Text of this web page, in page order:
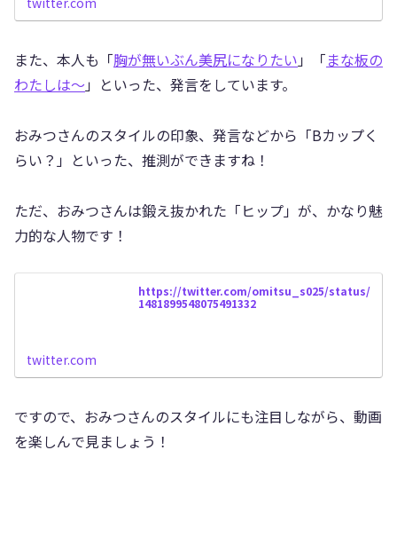
また、本人も「胸が無いぶん美尻になりたい」「まな板の
わたしは〜」といった、発言をしています。
おみつさんのスタイルの印象、発言などから「Bカップく
らい？」といった、推測ができますね！
ただ、おみつさんは鍛え抜かれた「ヒップ」が、かなり魅
力的な人物です！
https://twitter.com/omitsu_s025/status/
1481899548075491332
twitter.com
ですので、おみつさんのスタイルにも注目しながら、動画
を楽しんで見ましょう！